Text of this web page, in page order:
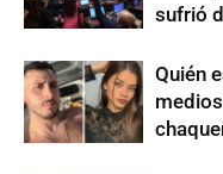
sufrió
Quién